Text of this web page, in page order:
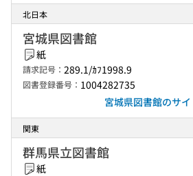
北日本
宮城県図書館
紙
請求記号： 289.1/ｶﾌ1998.9
図書登録番号： 1004282735
宮城県図書館のサ
関東
群馬県立図書館
紙